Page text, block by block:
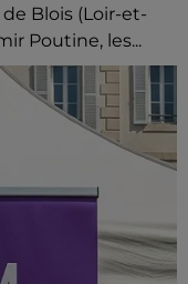
Blois (Loir-et-
Poutine, les...